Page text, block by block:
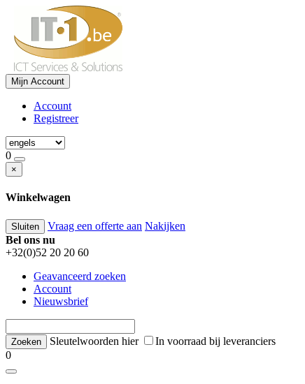
Mijn Account
Account
Registreer
0
×
Winkelwagen
Sluiten Vraag een offerte aan Nakijken
Bel ons nu
+32(0)52 20 20 60
Geavanceerd zoeken
Account
Nieuwsbrief
Sleutelwoorden hier
In voorraad bij leveranciers
0